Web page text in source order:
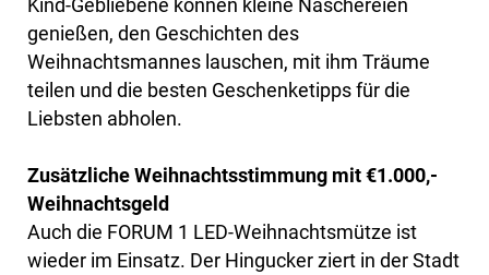
Kind-Gebliebene können kleine Naschereien
genießen, den Geschichten des
Weihnachtsmannes lauschen, mit ihm Träume
teilen und die besten Geschenketipps für die
Liebsten abholen.
Zusätzliche Weihnachtsstimmung mit €1.000,-
Weihnachtsgeld
Auch die FORUM 1 LED-Weihnachtsmütze ist
wieder im Einsatz. Der Hingucker ziert in der Stadt